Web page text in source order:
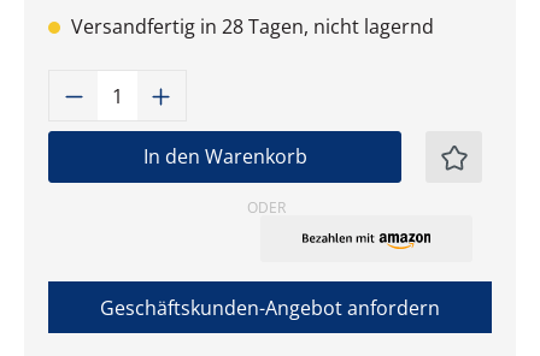
Versandfertig in 28 Tagen, nicht lagernd
Produkt Anzahl: Gib den
In den Warenkorb
ODER
Geschäftskunden-Angebot anfordern